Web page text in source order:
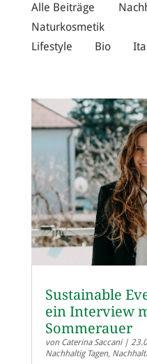
Alle Beiträge
Naturkosmetik
Lifestyle
Bio
Sustainable
ein Interview
Sommerauer
von Caterina Saccani|
Nachhaltig Tagen,